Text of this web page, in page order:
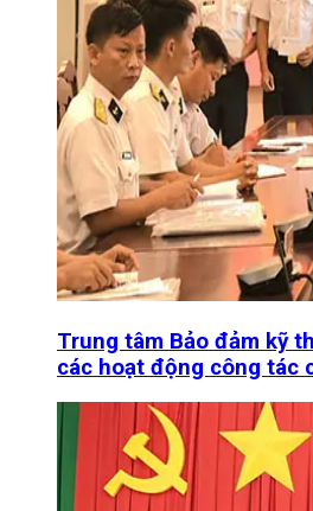
Trung tâm Bảo đảm kỹ
các hoạt động công tác